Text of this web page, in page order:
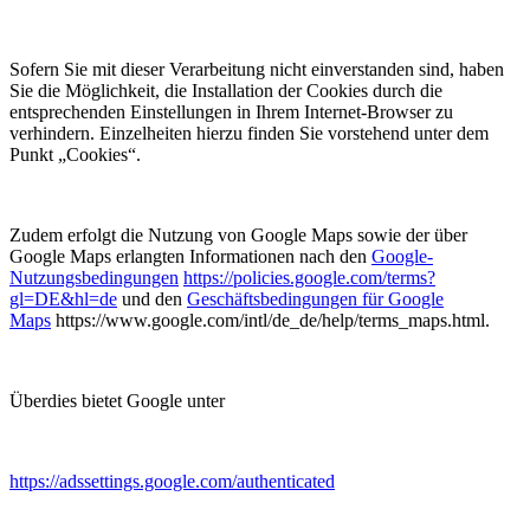
Sofern Sie mit dieser Verarbeitung nicht einverstanden sind, haben
Sie die Möglichkeit, die Installation der Cookies durch die
entsprechenden Einstellungen in Ihrem Internet-Browser zu
verhindern. Einzelheiten hierzu finden Sie vorstehend unter dem
Punkt „Cookies“.
Zudem erfolgt die Nutzung von Google Maps sowie der über
Google Maps erlangten Informationen nach den Google-
Nutzungsbedingungen https://policies.google.com/terms?
gl=DE&hl=de und den Geschäftsbedingungen für Google
Maps https://www.google.com/intl/de_de/help/terms_maps.html.
Überdies bietet Google unter
https://adssettings.google.com/authenticated